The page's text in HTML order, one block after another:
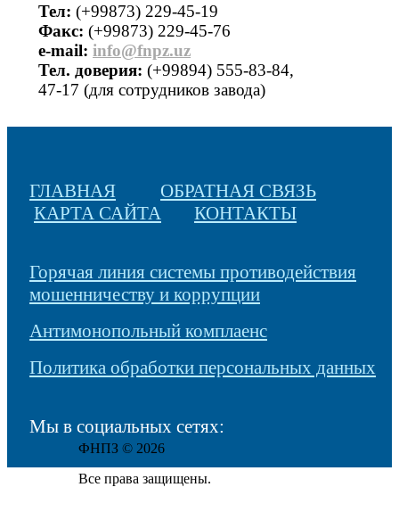
Тел: (+99873) 229-45-19
Факс: (+99873) 229-45-76
е-mail: info@fnpz.uz
Тел. доверия: (+99894) 555-83-84,
47-17 (для сотрудников завода)
ГЛАВНАЯ
ОБРАТНАЯ СВЯЗЬ
КАРТА САЙТА
КОНТАКТЫ
Горячая линия системы противодействия
мошенничеству и коррупции
Антимонопольный комплаенс
Политика обработки персональных данных
Мы в социальных сетях:
ФНПЗ © 2026
Все права защищены.